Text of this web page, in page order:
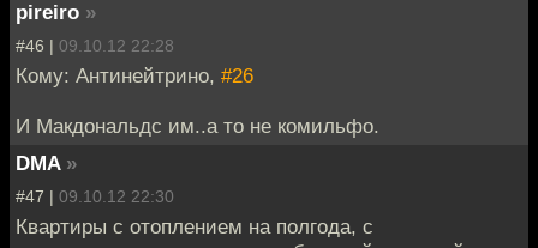
pireiro »
#46 | 09.10.12 22:28
Кому: Антинейтрино, #26
И Макдональдс им..а то не комильфо.
DMA »
#47 | 09.10.12 22:30
Квартиры с отоплением на полгода, с